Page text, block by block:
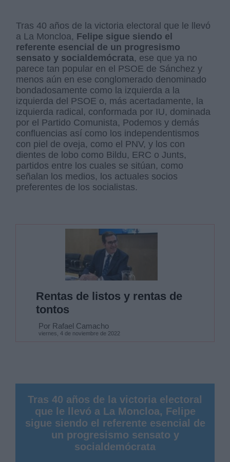
Tras 40 años de la victoria electoral que le llevó
a La Moncloa, Felipe sigue siendo el
referente esencial de un progresismo
sensato y socialdemócrata, ese que ya no
parece tan popular en el PSOE de Sánchez y
menos aún en ese conglomerado denominado
bondadosamente como la izquierda a la
izquierda del PSOE o, más acertadamente, la
izquierda radical, conformada por IU, dominada
por el Partido Comunista, Podemos y demás
confluencias así como los independentismos
con piel de oveja, como el PNV, y los con
dientes de lobo como Bildu, ERC o Junts,
partidos entre los cuales se sitúan, como
señalan los medios, los actuales socios
preferentes de los socialistas.
Rentas de listos y rentas de
tontos
Por Rafael Camacho
viernes, 4 de noviembre de 2022
Tras 40 años de la victoria electoral
que le llevó a La Moncloa, Felipe
sigue siendo el referente esencial de
un progresismo sensato y
socialdemócrata